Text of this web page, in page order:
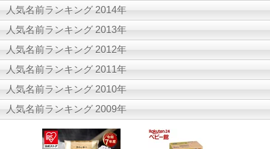
人気名前ランキング 2014年
人気名前ランキング 2013年
人気名前ランキング 2012年
人気名前ランキング 2011年
人気名前ランキング 2010年
人気名前ランキング 2009年